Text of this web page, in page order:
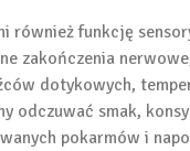
również funkcję
zakończenia
dotykowych,
odczuwać smak,
pokarmów i